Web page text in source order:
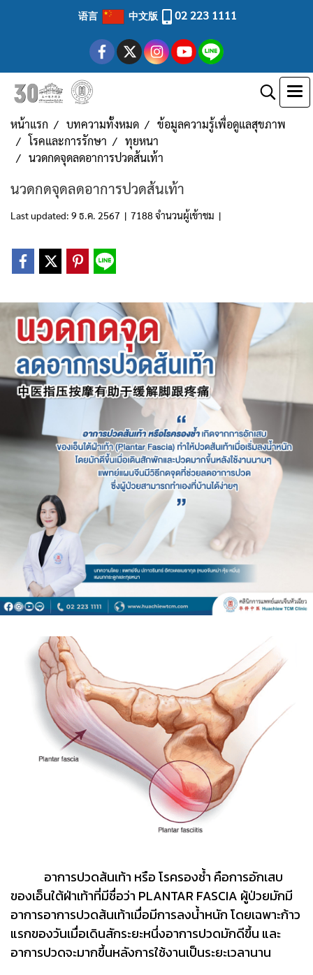
语言 中文版 02 223 1111
หน้าแรก บทความทั้งหมด
ข้อมูลความรู้เพื่อดูแลสุขภาพ
โรคและการรักษา
ทุยหนา
นวดกดจุดลดอาการปวดส้นเท้า
นวดกดจุดลดอาการปวดส้นเท้า
Last updated: 9 ธ.ค. 2567 | 7188 จำนวนผู้เข้าชม |
อาการปวดส้นเท้า หรือ โรครองช้ำ คือการอักเสบ
ของเอ็นใต้ฝ่าเท้าที่มีชื่อว่า PLANTAR FASCIA ผู้ป่วยมักมี
อาการอาการปวดส้นเท้าเมื่อมีการลงน้ำหนัก โดยเฉพาะก้าว
แรกของวันเมื่อเดินสักระยะหนึ่งอาการปวดมักดีขึ้น และ
อาการปวดจะมากขึ้นหลังการใช้งานเป็นระยะเวลานาน